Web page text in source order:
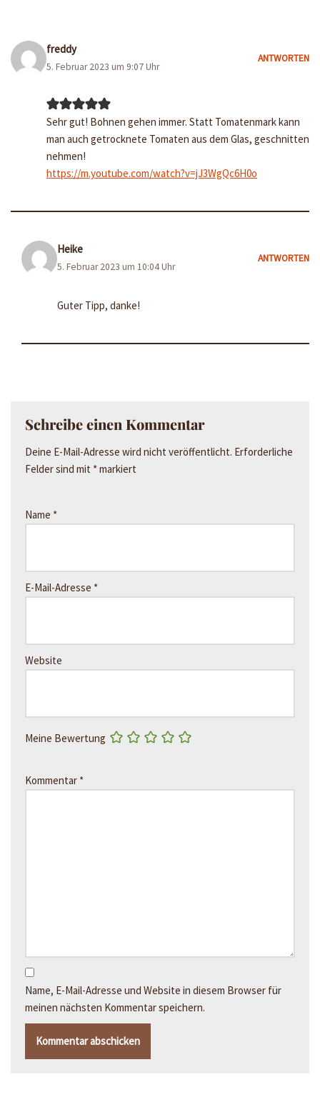
freddy
5. Februar 2023 um 9:07 Uhr
ANTWORTEN
Sehr gut! Bohnen gehen immer. Statt Tomatenmark kann
man auch getrocknete Tomaten aus dem Glas, geschnitten
nehmen!
https://m.youtube.com/watch?v=jJ3WgQc6H0o
Heike
5. Februar 2023 um 10:04 Uhr
ANTWORTEN
Guter Tipp, danke!
Schreibe einen Kommentar
Deine E-Mail-Adresse wird nicht veröffentlicht. Erforderliche
Felder sind mit *markiert
Name *
E-Mail-Adresse *
Website
Meine Bewertung
Kommentar *
Name, E-Mail-Adresse und Website in diesem Browser für
meinen nächsten Kommentar speichern.